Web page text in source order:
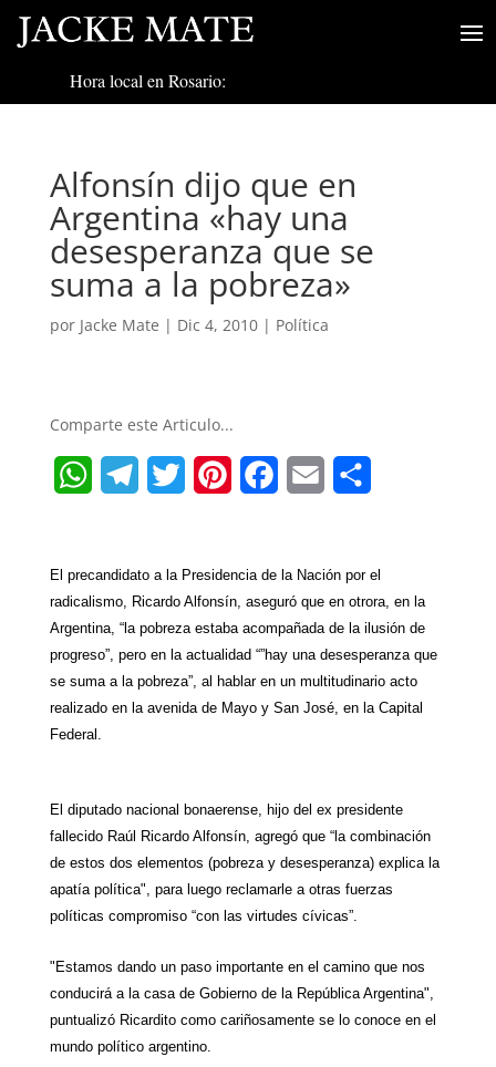
Hora local en Rosario:
Alfonsín dijo que en
Argentina «hay una
desesperanza que se
suma a la pobreza»
por Jacke Mate | Dic 4, 2010| Política
Comparte este Articulo...
a
t
s
A
p
l
e
g
r
a
i
t
t
e
n
t
e
r
t
c
e
b
o
a
i
l
a
r
e
El precandidato a la Presidenciade la Naciónpor el
radicalismo, Ricardo Alfonsín, aseguró que en otrora, en la
Argentina, “la pobreza estaba acompañada de la ilusión de
progreso”, pero en la actualidad “”hay una desesperanza que
se suma a la pobreza”, al hablar en un multitudinario acto
realizado en la avenida de Mayo y San José, en la Capital
Federal.
El diputado nacional bonaerense, hijo del ex presidente
fallecido Raúl Ricardo Alfonsín, agregó que “la combinación
de estos dos elementos (pobreza y desesperanza) explica la
apatía política", para luego reclamarle a otras fuerzas
políticas compromiso “con las virtudes cívicas”.
"Estamos dando un paso importante en el camino que nos
conducirá a la casa de Gobierno de la República Argentina",
puntualizó Ricardito como cariñosamente se lo conoce en el
mundo político argentino.